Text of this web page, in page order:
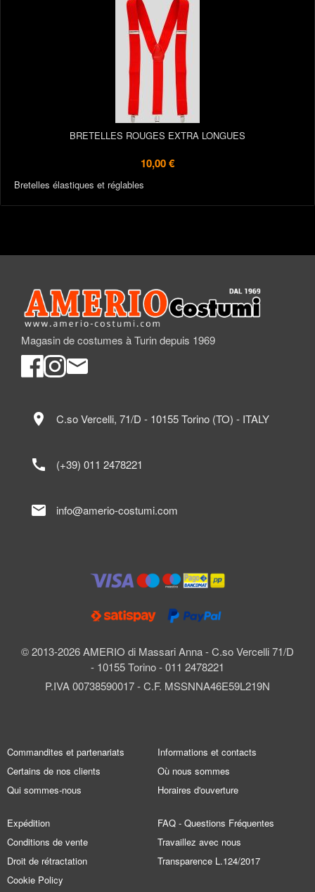
BRETELLES ROUGES EXTRA LONGUES
10,00 €
Bretelles élastiques et réglables
Magasin de costumes à Turin depuis 1969
© 2013-2026 AMERIO di Massari Anna - C.so Vercelli 71/D
- 10155 Torino - 011 2478221
P.IVA 00738590017 - C.F. MSSNNA46E59L219N
location_on C.so Vercelli, 71/D - 10155 Torino (TO) - ITALY
call (+39) 011 2478221
mail info@amerio-costumi.com
Commandites et partenariats
Certains de nos clients
Qui sommes-nous
Informations et contacts
Où nous sommes
Horaires d'ouverture
Expédition
Conditions de vente
Droit de rétractation
Cookie Policy
FAQ - Questions Fréquentes
Travaillez avec nous
Transparence L.124/2017